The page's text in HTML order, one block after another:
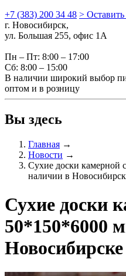
+7 (383) 200 34 48 > Оставить
г. Новосибирск,
ул. Большая 255, офис 1А
Пн – Пт: 8:00 – 17:00
Сб: 8:00 – 15:00
В наличии широкий выбор
оптом и в розницу
Вы здесь
Главная →
Новости →
Сухие доски камерной
наличии в
Сухие доски
50*150*6000
Новосибирске